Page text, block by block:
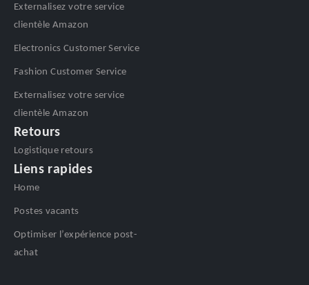
Externalisez votre service
clientèle Amazon
Electronics Customer Service
Fashion Customer Service
Externalisez votre service
clientèle Amazon
Retours
Logistique retours
Liens rapides
Home
Postes vacants
Optimiser l’expérience post-
achat